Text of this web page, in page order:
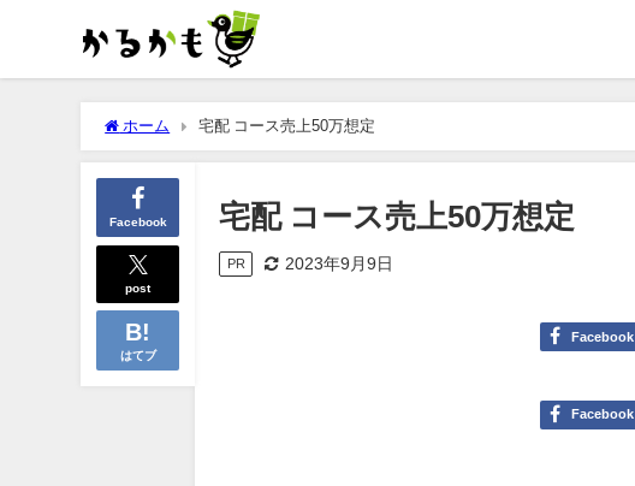
ホーム 宅配 コース売上50万想定
Facebook
post
はてブ
宅配 コース売上50万想定
PR 2023年9月9日
Facebook
Facebook